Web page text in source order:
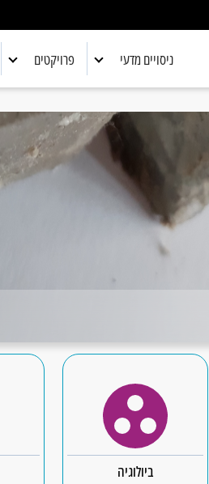
ניסויים מדעי
אלקטרוניקה
ביולוגיה
כימיה
מדע כללי
מתמטיקה
רובוטיקה
תלת מימד
לכל הניסויים
פרויקטים
אלקטרוניקה
ביולוגיה
רובוטיקה
ביולוגיה